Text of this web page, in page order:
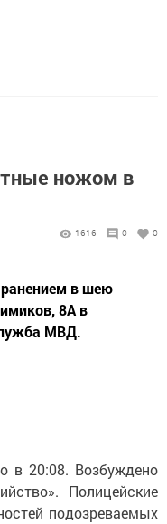
ножом в
1616 0 0
в шею
8А в
МВД.
в 20:08. Возбуждено
Полицейские
подозреваемых